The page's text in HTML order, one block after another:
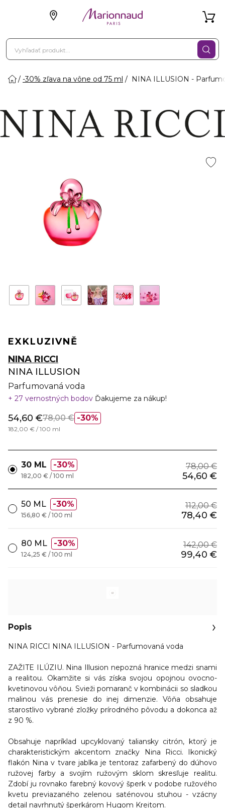
-30% zľava na vône od 75 ml NINA ILLUSION -
EXKLUZIVNĚ
NINA RICCI
NINA ILLUSION
Parfumovaná voda
27 vernostných bodov Ďakujeme za nákup!
30%
54,60 €78,00 €
182,00 € / 100 ml
30 ML 30% 78,00 €
54,60 €
182,00 € / 100 ml
50 ML 30% 112,00 €
78,40 €
156,80 € / 100 ml
80 ML 30% 142,00 €
99,40 €
124,25 € / 100 ml
Popis
NINA RICCI NINA ILLUSION - Parfumovaná voda
ZAŽITE ILÚZIU. Nina Illusion nepozná hranice medzi snami
a realitou. Okamžite si vás získa svojou opojnou ovocno-
kvetinovou vôňou. Svieži pomaranč v kombinácii so sladkou
malinou vás prenesie do inej dimenzie. Vôňa obsahuje
starostlivo vybrané zložky prírodného pôvodu a dokonca až
z 90 %.
Obsahuje napríklad upcyklovaný taliansky citrón, ktorý je
charakteristickým akcentom značky Nina Ricci. Ikonický
flakón Nina v tvare jablka je tentoraz zafarbený do dúhovo
ružovej farby a svojím ružovým sklom skresľuje realitu.
Zdobí ju rovnako farebný kovový šperk v podobe ružového
kvetu previazaného zelenou saténovou stuhou - vzácny
detail navrhnutý šperkárom Hugom Kreitom.